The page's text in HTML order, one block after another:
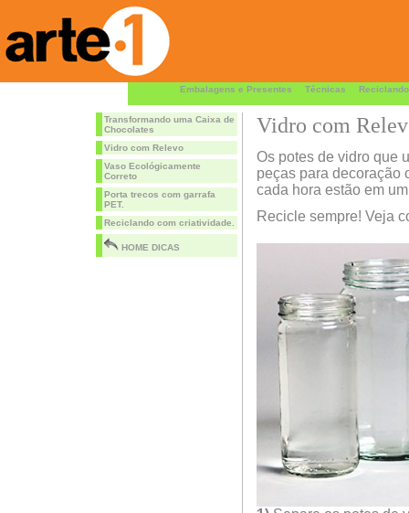
Embalagens e Presentes Técnicas Reciclando
Transformando uma Caixa de
Chocolates
Vidro com Relevo
Vaso Ecológicamente
Correto
Porta trecos com garrafa
PET.
Reciclando com criatividade.
HOME DICAS
Vidro com
Os potes de vidro que
peças para decoração
cada hora estão em
Recicle sempre! Veja